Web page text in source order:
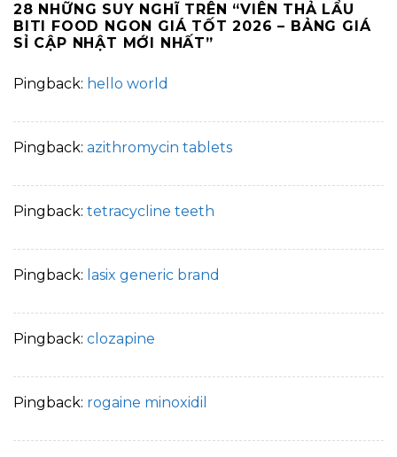
28 NHỮNG SUY NGHĨ TRÊN “VIÊN THẢ LẨU
BITI FOOD NGON GIÁ TỐT 2026 – BẢNG GIÁ
SỈ CẬP NHẬT MỚI NHẤT”
Pingback: hello world
Pingback: azithromycin tablets
Pingback: tetracycline teeth
Pingback: lasix generic brand
Pingback: clozapine
Pingback: rogaine minoxidil